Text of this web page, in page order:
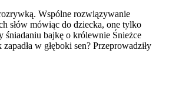
Wspólne rozwiązywanie
słów mówiąc do dziecka, one tylko
śniadaniu bajkę o królewnie Śnieżce
w głęboki sen? Przeprowadziły